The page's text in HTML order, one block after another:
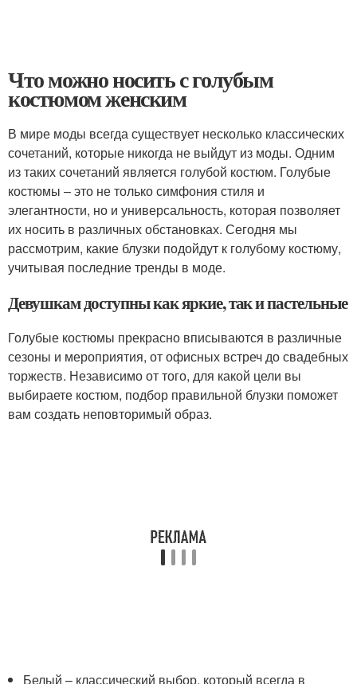
Что можно носить с голубым
костюмом женским
В мире моды всегда существует несколько классических
сочетаний, которые никогда не выйдут из моды. Одним
из таких сочетаний является голубой костюм. Голубые
костюмы – это не только симфония стиля и
элегантности, но и универсальность, которая позволяет
их носить в различных обстановках. Сегодня мы
рассмотрим, какие блузки подойдут к голубому костюму,
учитывая последние тренды в моде.
Девушкам доступны как яркие, так и пастельные
Голубые костюмы прекрасно вписываются в различные
сезоны и мероприятия, от офисных встреч до свадебных
торжеств. Независимо от того, для какой цели вы
выбираете костюм, подбор правильной блузки поможет
вам создать неповторимый образ.
Белый – классический выбор, который всегда в